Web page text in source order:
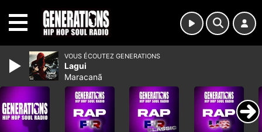
VOUS ÉCOUTEZ GENERATIONS
Lagui
Maracanã